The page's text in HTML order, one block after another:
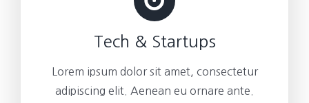
Tech & Startups
Lorem ipsum dolor sit amet, consectetur
adipiscing elit. Aenean eu ornare ante.